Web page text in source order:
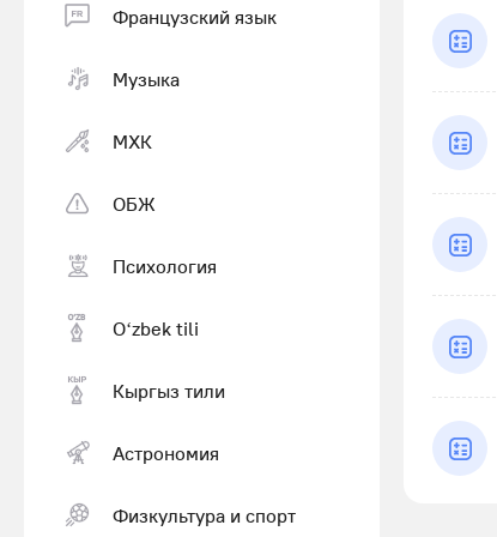
Французский язык
Музыка
МХК
ОБЖ
Психология
Оʻzbek tili
Кыргыз тили
Астрономия
Физкультура и спорт